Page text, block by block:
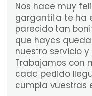
Nos hace muy
gargantilla te ha
parecido tan
que hayas
nuestro servicio
Trabajamos con
cada pedido
cumpla vuestras